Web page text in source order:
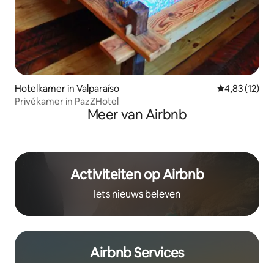
Hotelkamer in Valparaíso Gemiddelde
4,83 (12)
Privékamer in PazZHotel
Meer van Airbnb
Activiteiten op Airbnb
Iets nieuws beleven
Airbnb Services